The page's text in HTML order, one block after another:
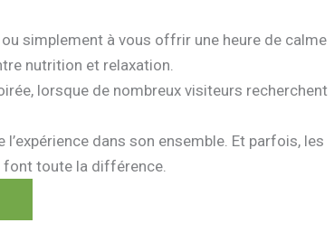
simplement à vous offrir une heure de calme
nutrition et relaxation.
lorsque de nombreux visiteurs recherchent
dans son ensemble. Et parfois, les
font toute la différence.